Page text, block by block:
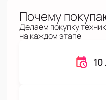
Почему
Делаем покупку
на каждом этапе
10